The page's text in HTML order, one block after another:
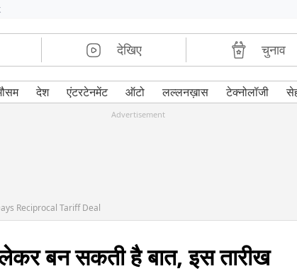
देखिए चुनाव
देश एंटरटेनमेंट ऑटो लल्लनख़ास टेक्नोलॉजी
Advertisement
Reciprocal Tariff Deal
बन सकती है बात, इस तारीख